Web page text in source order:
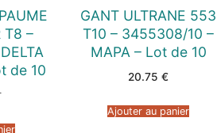
T8 –
de 10
GANT ULTRANE 553
T10 – 3455308/10 –
MAPA – Lot de 10
20.75€
Ajouter au panier